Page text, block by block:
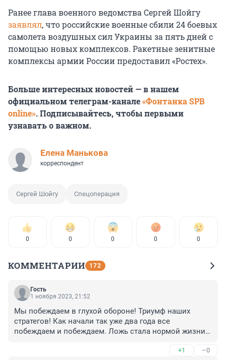
Ранее глава военного ведомства Сергей Шойгу
заявлял, что российские военные сбили 24 боевых
самолета воздушных сил Украины за пять дней с
помощью новых комплексов. Ракетные зенитные
комплексы армии России предоставил «Ростех».
Больше интересных новостей — в нашем
официальном телеграм-канале«Фонтанка SPB
online». Подписывайтесь, чтобы первыми
узнавать о важном.
Елена Манькова
корреспондент
Сергей Шойгу Спецоперация
0 0 0 0 0
КОММЕНТАРИИ 172
Гость
1 ноября 2023, 21:52
Мы побеждаем в глухой обороне! Триумф наших
стратегов! Как начали так уже два года все
побеждаем и побеждаем. Ложь стала нормой жизни в
+1 –0